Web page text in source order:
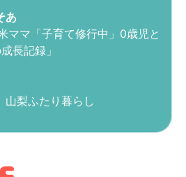
あ
ママ「子育て修行中」0歳児と
長記録」
山梨ふたり暮らし